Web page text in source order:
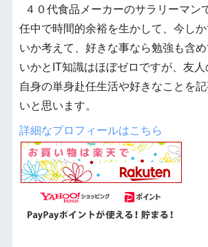
４０代食品メーカーのサラリーマン
任中で時間的余裕を生かして、今し
いか考えて、好きな事なら勉強も含
いかとIT知識はほぼゼロですが、友人
自身の単身赴任生活や好きなことを
いと思います。
詳細なプロフィールはこちら